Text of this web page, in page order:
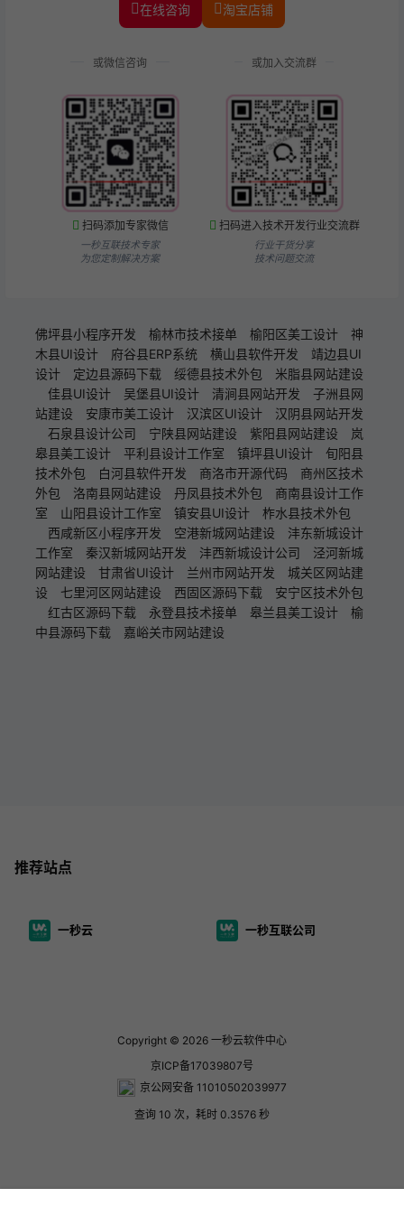
在线咨询 淘宝店铺
或微信咨询
扫码添加专家微信
一秒互联技术专家
为您定制解决方案
或加入交流群
扫码进入技术开发行业交流群
行业干货分享
技术问题交流
佛坪县小程序开发 榆林市技术接单 榆阳区美工设计
神
木县UI设计
府谷县ERP系统 横山县软件开发
靖边县UI
设计
定边县源码下载 绥德县技术外包
米脂县网站建设
佳县UI设计
吴堡县UI设计 清涧县网站开发
子洲县网
站建设
安康市美工设计 汉滨区UI设计
汉阴县网站开发
石泉县设计公司
宁陕县网站建设 紫阳县网站建设
岚
皋县美工设计
平利县设计工作室 镇坪县UI设计
旬阳县
技术外包
白河县软件开发 商洛市开源代码
商州区技术
外包
洛南县网站建设 丹凤县技术外包
商南县设计工作
室
山阳县设计工作室 镇安县UI设计
柞水县技术外包
西咸新区小程序开发
空港新城网站建设
沣东新城设计
工作室
秦汉新城网站开发 沣西新城设计公司
泾河新城
网站建设
甘肃省UI设计 兰州市网站开发
城关区网站建
设
七里河区网站建设 西固区源码下载
安宁区技术外包
红古区源码下载
永登县技术接单 皋兰县美工设计
榆
中县源码下载
嘉峪关市网站建设
推荐站点
一秒云 一秒互联公司
Copyright © 2026 一秒云软件中心
京ICP备17039807号
京公网安备 11010502039977
查询 10 次，耗时 0.3576 秒